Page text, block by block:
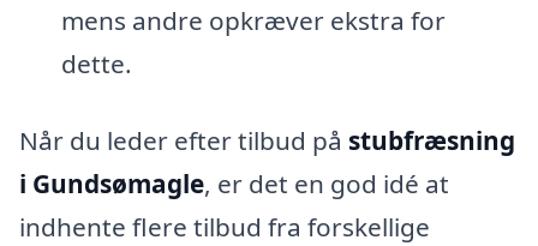
mens andre opkræver ekstra for
dette.
Når du leder efter tilbud på stubfræsning
i Gundsømagle, er det en god idé at
indhente flere tilbud fra forskellige